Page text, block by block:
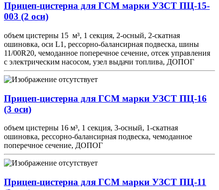
Прицеп-цистерна для ГСМ марки УЗСТ ПЦ-15-
003 (2 оси)
объем цистерны 15 м³, 1 секция, 2-осный, 2-скатная
ошиновка, оси L1, рессорно-балансирная подвеска, шины
11/00R20, чемоданное поперечное сечение, отсек управления
с электрическим насосом, узел выдачи топлива, ДОПОГ
Прицеп-цистерна для ГСМ марки УЗСТ ПЦ-16
(3 оси)
объем цистерны 16 м³, 1 секция, 3-осный, 1-скатная
ошиновка, рессорно-балансирная подвеска, чемоданное
поперечное сечение, ДОПОГ
Прицеп-цистерна для ГСМ марки УЗСТ ПЦ-11